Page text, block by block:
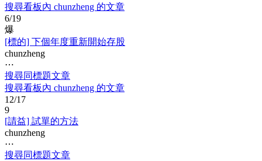
搜尋看板內 chunzheng 的文章
6/19
爆
[標的] 下個年度重新開始存股
chunzheng
⋯
搜尋同標題文章
搜尋看板內 chunzheng 的文章
12/17
9
[請益] 試單的方法
chunzheng
⋯
搜尋同標題文章